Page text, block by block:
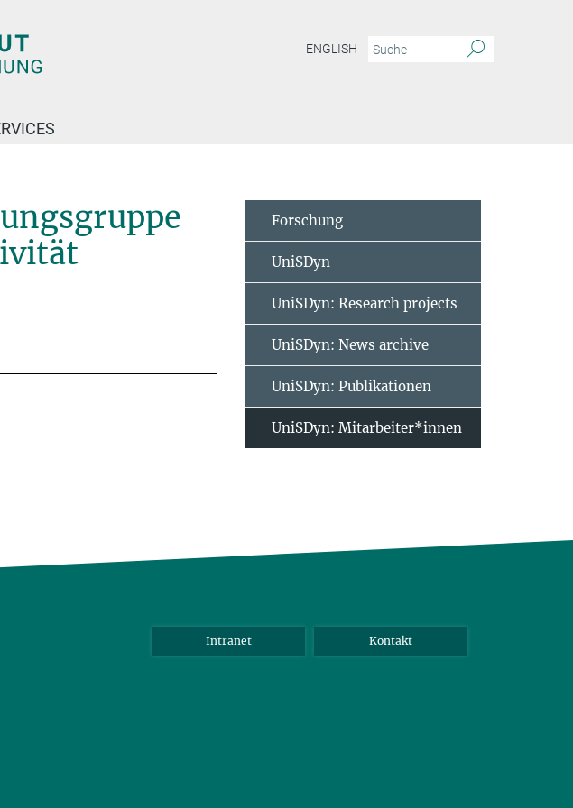
ENGLISH
Forschung
UniSDyn
UniSDyn: Research projects
UniSDyn: News archive
UniSDyn: Publikationen
UniSDyn: Mitarbeiter*innen
Intranet Kontakt